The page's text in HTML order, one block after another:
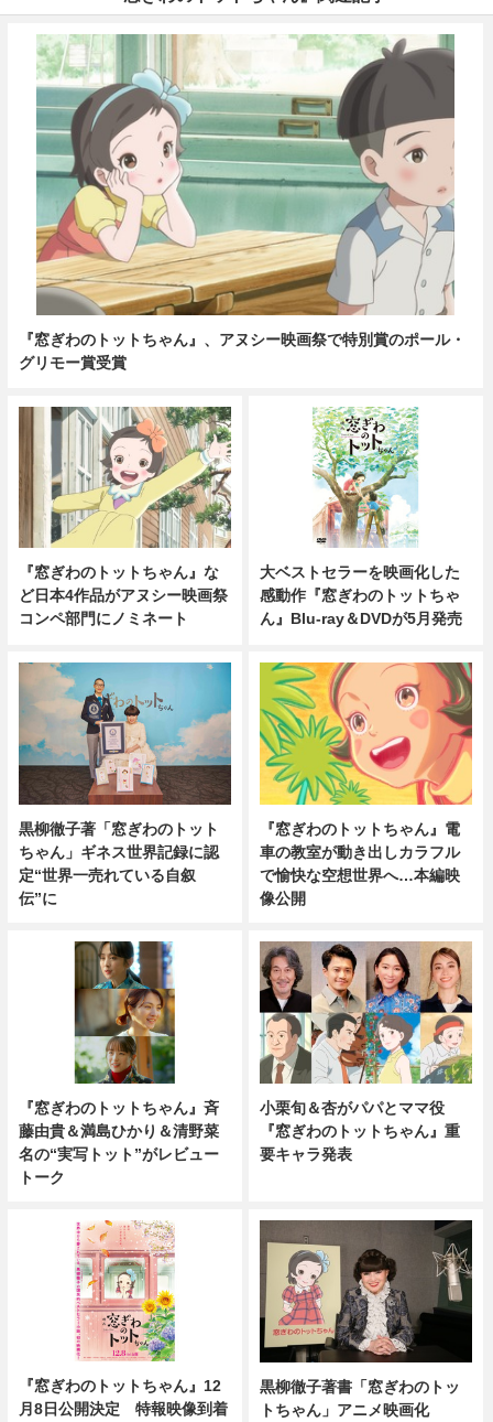
『窓ぎわのトットちゃん』、アヌシー映画祭で特別賞のポール・
グリモー賞受賞
『窓ぎわのトットちゃん』な
ど日本4作品がアヌシー映画祭
コンペ部門にノミネート
大ベストセラーを映画化した
感動作『窓ぎわのトットちゃ
ん』Blu-ray＆DVDが5月発売
黒柳徹子著「窓ぎわのトット
ちゃん」ギネス世界記録に認
定“世界一売れている自叙
伝”に
『窓ぎわのトットちゃん』電
車の教室が動き出しカラフル
で愉快な空想世界へ…本編映
像公開
『窓ぎわのトットちゃん』斉
藤由貴＆満島ひかり＆清野菜
名の“実写トット”がレビュー
トーク
小栗旬＆杏がパパとママ役
『窓ぎわのトットちゃん』重
要キャラ発表
『窓ぎわのトットちゃん』12
月8日公開決定 特報映像到着
黒柳徹子著書「窓ぎわのトッ
トちゃん」アニメ映画化